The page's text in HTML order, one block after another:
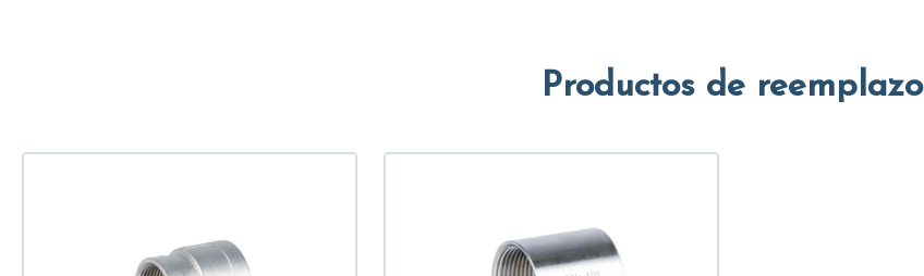
Productos de reemplazo